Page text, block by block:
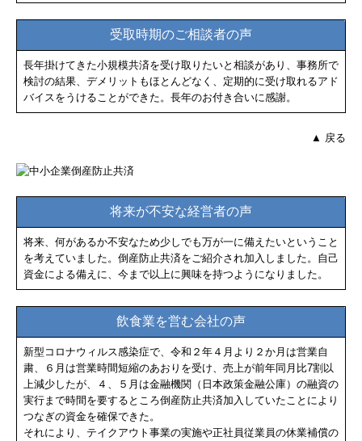
受取時期のご相談者の声
長年掛けてきた小規模共済を受け取りたいと相談があり、事務所で
検討の結果、デメリットもほとんどなく、定期的に受け取れるアド
バイスをうけることができた。長年のお付き合いに感謝。
▲ 戻る
将来が不安な経営者の声
将来、何があるか不安なため少しでも万が一に備えたいということ
を考えていました。倒産防止共済をご紹介され加入しました。自己
資金による備えに、今まで以上に興味を持つようになりました。
飲食業を営む会社の声
新型コロナウィルス感染症で、令和２年４月より２か月は営業自
粛、６月は営業時間短縮のあおりを受け、売上が前年同月比7割以
上減少したが、４、５月は金融機関（日本政策金融公庫）の融資の
実行まで時間を要するところ倒産防止共済加入していたことにより
つなぎの資金を確保できた。
それにより、テイクアウト事業の実施や正社員従業員の休業補償の